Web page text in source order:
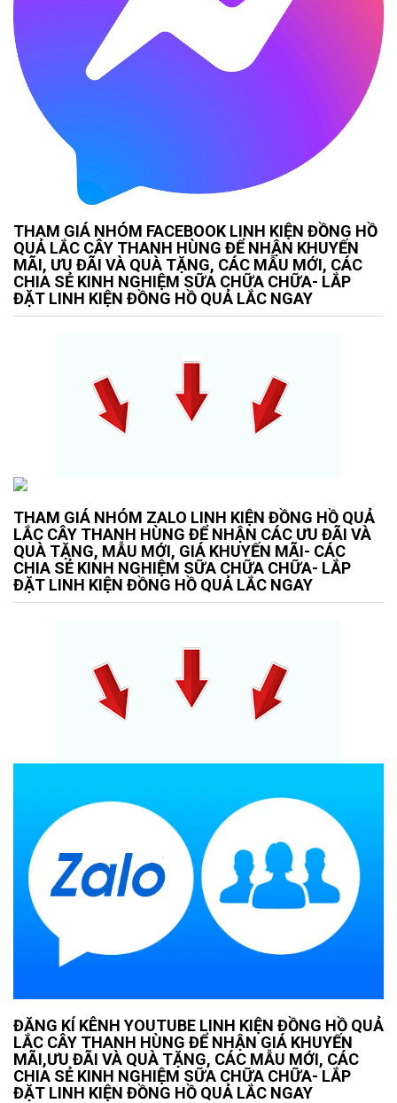
THAM GIÁ NHÓM FACEBOOK LINH KIỆN ĐỒNG HỒ
QUẢ LẮC CÂY THANH HÙNG ĐỂ NHẬN KHUYẾN
MÃI, ƯU ĐÃI VÀ QUÀ TẶNG, CÁC MẪU MỚI, CÁC
CHIA SẺ KINH NGHIỆM SỮA CHỮA CHỮA- LẮP
ĐẶT LINH KIỆN ĐỒNG HỒ QUẢ LẮC NGAY
THAM GIÁ NHÓM ZALO LINH KIỆN ĐỒNG HỒ QUẢ
LẮC CÂY THANH HÙNG ĐỂ NHẬN CÁC ƯU ĐÃI VÀ
QUÀ TẶNG, MẪU MỚI, GIÁ KHUYẾN MÃI- CÁC
CHIA SẺ KINH NGHIỆM SỮA CHỮA CHỮA- LẮP
ĐẶT LINH KIỆN ĐỒNG HỒ QUẢ LẮC NGAY
ĐĂNG KÍ KÊNH YOUTUBE LINH KIỆN ĐỒNG HỒ QUẢ
LẮC CÂY THANH HÙNG ĐỂ NHẬN GIÁ KHUYẾN
MÃI,ƯU ĐÃI VÀ QUÀ TẶNG, CÁC MẪU MỚI, CÁC
CHIA SẺ KINH NGHIỆM SỮA CHỮA CHỮA- LẮP
ĐẶT LINH KIỆN ĐỒNG HỒ QUẢ LẮC NGAY